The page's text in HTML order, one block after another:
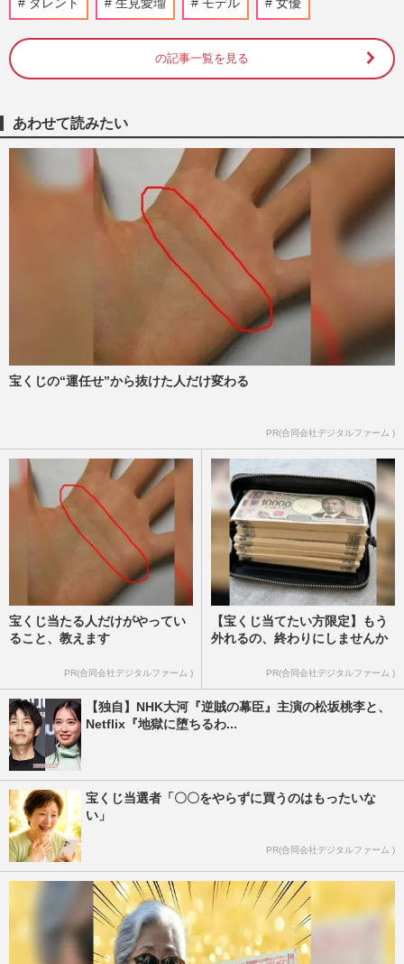
劇に不倫モノ「なんだこりゃ」ツッコミど
週刊女性2024年7月9日号 2024/6/26
た」ランキング！広瀬アリス『366日』長
谷川博己『アンチヒーロー…
週刊女性2024年6月4日号
生見愛瑠、おバカ発言に「わざとらしいボ
ケはもういい」視聴者から呆れ声も、ギャ
ップで女優業が躍進
週刊女性PRIME
まるで韓国ドラマ、4月スタートの連ドラ5
作で「記憶喪失の主人公」大量発生、流行
の裏に「展開の山を作れる…
週刊女性2024年5月28日号
『セクシー田中さん』が初のプライムタイ
代から苦節20年で名バイプ…
週刊女性2023年11月21日号 2023/11/12
の記事一覧を見る
あわせて読みたい
宝くじの“運任せ”から抜けた人だけ変わる
PR(合同会社デジタルファーム )
宝くじ当たる人だけがやってい
ること、教えます
PR(合同会社デジタルファーム )
【宝くじ当てたい方限定】もう
外れるの、終わりにしませんか
PR(合同会社デジタルファーム )
【独自】NHK大河『逆賊の幕臣』主演の松坂桃李と、
Netflix『地獄に堕ちるわ...
宝くじ当選者「〇〇をやらずに買うのはもったいな
い」
PR(合同会社デジタルファーム )